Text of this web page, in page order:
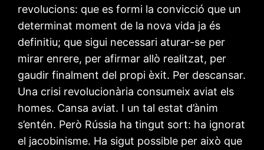
revolucions: que es formi la convicció que un
determinat moment de la nova vida ja és
definitiu; que sigui necessari aturar-se per
mirar enrere, per afirmar allò realitzat, per
gaudir finalment del propi èxit. Per descansar.
Una crisi revolucionària consumeix aviat els
homes. Cansa aviat. I un tal estat d’ànim
s’entén. Però Rússia ha tingut sort: ha ignorat
el jacobinisme. Ha sigut possible per això que